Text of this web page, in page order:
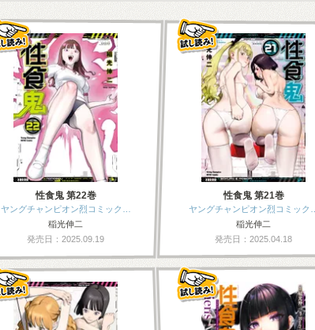
性食鬼 第22巻
ヤングチャンピオン烈コミック…
稲光伸二
発売日：2025.09.19
性食鬼 第21巻
ヤングチャンピオン烈コミック…
稲光伸二
発売日：2025.04.18